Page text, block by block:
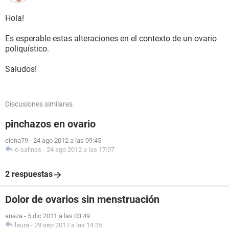
Hola!
Es esperable estas alteraciones en el contexto de un ovario
poliquístico.
Saludos!
Discusiones similares
pinchazos en ovario
elena79 - 24 ago 2012 a las 09:45
c-salinas - 24 ago 2012 a las 17:07
2 respuestas
Dolor de ovarios sin menstruación
anaza - 5 dic 2011 a las 03:49
laura - 29 sep 2017 a las 14:35